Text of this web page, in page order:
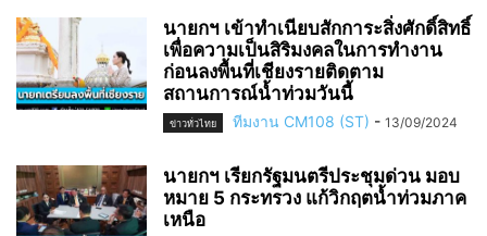
นายกฯ เข้าทำเนียบสักการะสิ่งศักดิ์สิทธิ์
เพื่อความเป็นสิริมงคลในการทำงาน
ก่อนลงพื้นที่เชียงรายติดตาม
สถานการณ์น้ำท่วมวันนี้
ข่าวทั่วไทย ทีมงาน CM108 (ST) - 13/09/2024
นายกฯ เรียกรัฐมนตรีประชุมด่วน มอบ
หมาย 5 กระทรวง แก้วิกฤตน้ำท่วมภาค
เหนือ